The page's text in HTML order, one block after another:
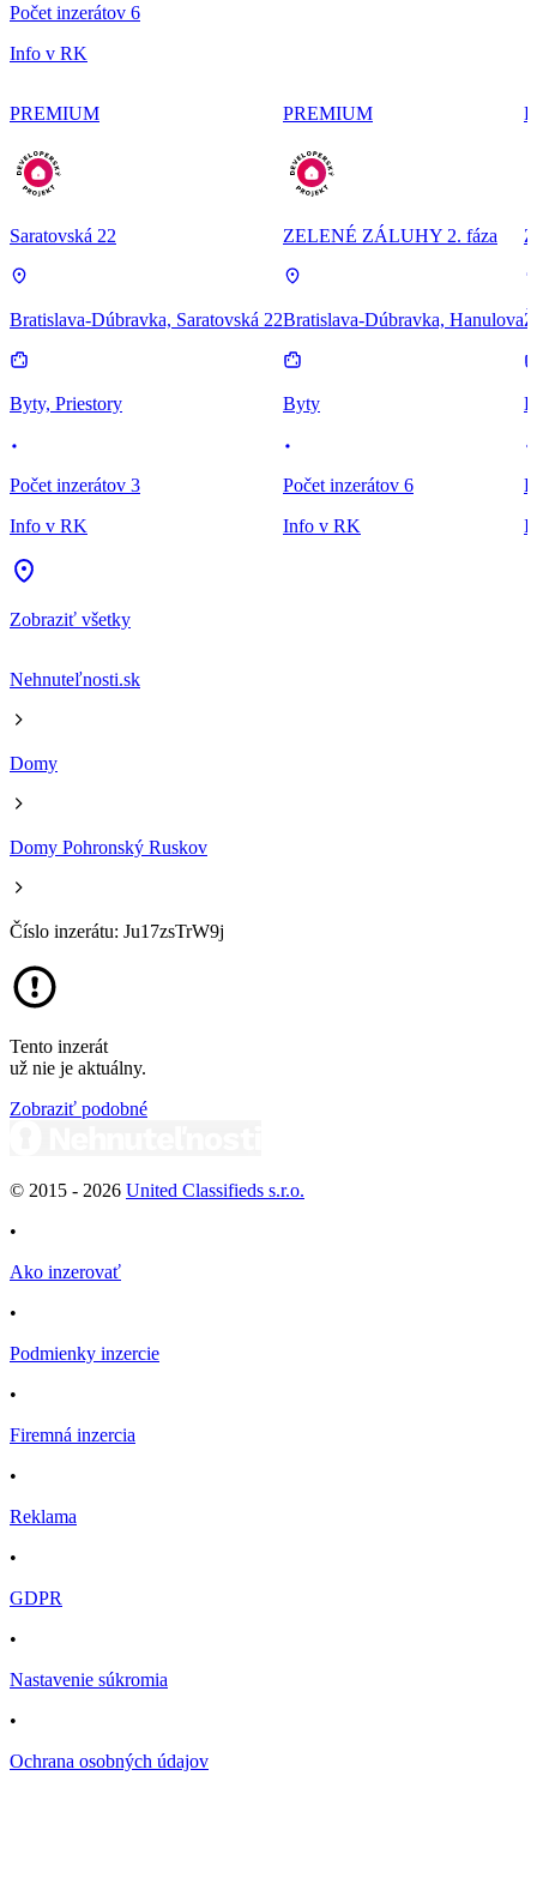
Počet inzerátov 6
Info v RK
PREMIUM
Saratovská 22
Bratislava-Dúbravka, Saratovská 22
Byty, Priestory
Počet inzerátov 3
Info v RK
PREMIUM
ZELENÉ ZÁLUHY 2. fáza
Bratislava-Dúbravka, Hanulova
Byty
Počet inzerátov 6
Info v RK
Zobraziť všetky
Nehnuteľnosti.sk
Domy
Domy Pohronský Ruskov
Číslo inzerátu: Ju17zsTrW9j
Tento inzerát
už nie je aktuálny.
Zobraziť podobné
© 2015 - 2026 United Classifieds s.r.o.
•
Ako inzerovať
•
Podmienky inzercie
•
Firemná inzercia
•
Reklama
•
GDPR
•
Nastavenie súkromia
•
Ochrana osobných údajov